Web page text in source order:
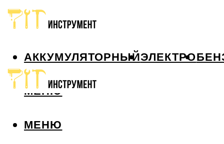
АККУМУЛЯТОРНЫЙЭЛЕКТРО
МЕНЮ
МЕНЮ